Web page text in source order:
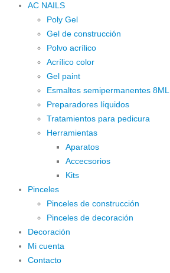
AC NAILS
Poly Gel
Gel de construcción
Polvo acrílico
Acrílico color
Gel paint
Esmaltes semipermanentes 8ML
Preparadores líquidos
Tratamientos para pedicura
Herramientas
Aparatos
Accecsorios
Kits
Pinceles
Pinceles de construcción
Pinceles de decoración
Decoración
Mi cuenta
Contacto